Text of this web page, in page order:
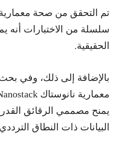
سلسلة من الاختبارات أنه
الحقيقية.
يمنح مصممي الرقائق
البيانات ذات النطاق